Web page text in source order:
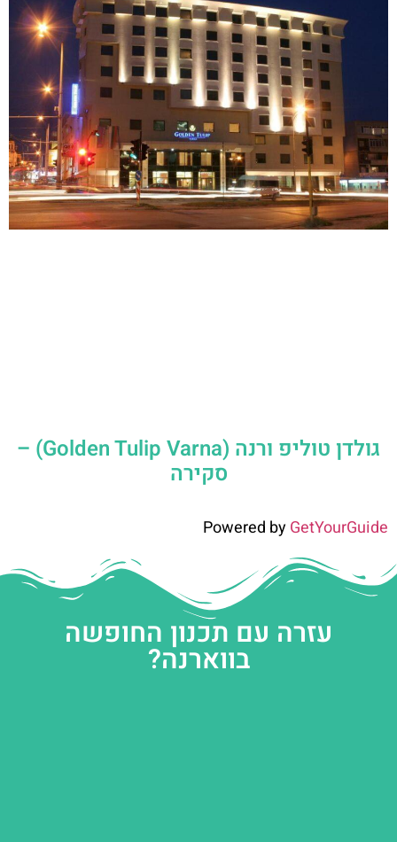
גולדן טוליפ ורנה (Golden Tulip Varna) –
סקירה
Powered byGetYourGuide
עזרה עם תכנון החופשה
בווארנה?